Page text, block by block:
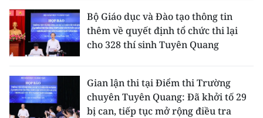
Bộ Giáo dục và Đào tạo thông tin
thêm về quyết định tổ chức thi lại
cho 328 thí sinh Tuyên Quang
Gian lận thi tại Điểm thi Trường
chuyên Tuyên Quang: Đã khởi tố 29
bị can, tiếp tục mở rộng điều tra